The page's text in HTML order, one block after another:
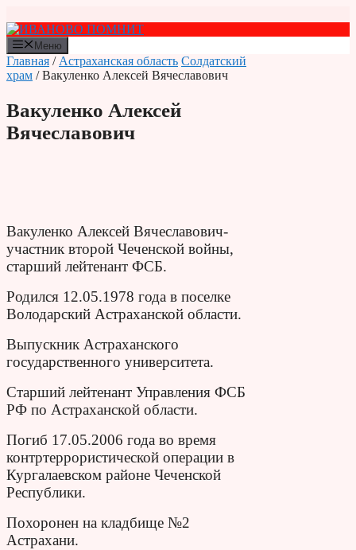
к
содержимому
Меню
Главная / Астраханская область Солдатский
храм / Вакуленко Алексей Вячеславович
Вакуленко Алексей
Вячеславович
Вакуленко Алексей Вячеславович-
участник второй Чеченской войны,
старший лейтенант ФСБ.
Родился 12.05.1978 года в поселке
Володарский Астраханской области.
Выпускник Астраханского
государственного университета.
Старший лейтенант Управления ФСБ
РФ по Астраханской области.
Погиб 17.05.2006 года во время
контртеррористической операции в
Кургалаевском районе Чеченской
Республики.
Похоронен на кладбище №2
Астрахани.